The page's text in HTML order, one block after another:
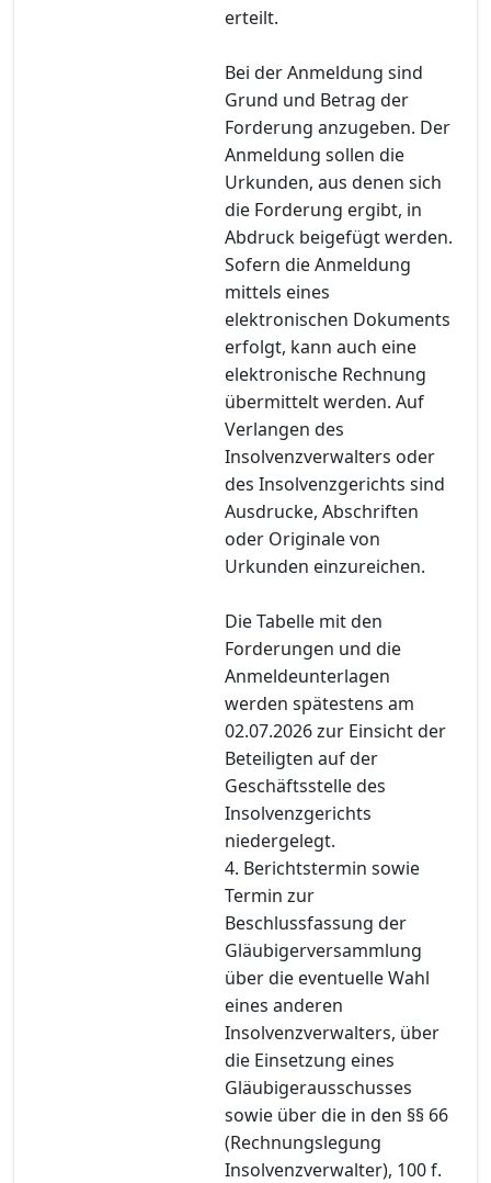
erteilt.
Bei der Anmeldung sind
Grund und Betrag der
Forderung anzugeben. Der
Anmeldung sollen die
Urkunden, aus denen sich
die Forderung ergibt, in
Abdruck beigefügt werden.
Sofern die Anmeldung
mittels eines
elektronischen Dokuments
erfolgt, kann auch eine
elektronische Rechnung
übermittelt werden. Auf
Verlangen des
Insolvenzverwalters oder
des Insolvenzgerichts sind
Ausdrucke, Abschriften
oder Originale von
Urkunden einzureichen.
Die Tabelle mit den
Forderungen und die
Anmeldeunterlagen
werden spätestens am
02.07.2026 zur Einsicht der
Beteiligten auf der
Geschäftsstelle des
Insolvenzgerichts
niedergelegt.
4. Berichtstermin sowie
Termin zur
Beschlussfassung der
Gläubigerversammlung
über die eventuelle Wahl
eines anderen
Insolvenzverwalters, über
die Einsetzung eines
Gläubigerausschusses
sowie über die in den §§ 66
(Rechnungslegung
Insolvenzverwalter), 100 f.